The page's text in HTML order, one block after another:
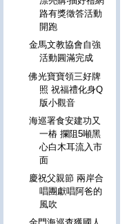
路有獎徵答活動
開跑
金馬文教協會自強
活動圓滿完成
佛光寶寶領三好牌
照 祝福禮化身Q
版小觀音
海巡署食安建功又
一樁 攔阻5噸黑
心白木耳流入市
面
慶祝父親節 兩岸合
唱團獻唱阿爸的
風吹